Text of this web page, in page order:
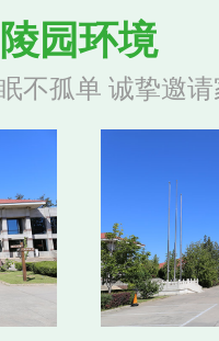
陵园环境
不孤单 诚挚邀